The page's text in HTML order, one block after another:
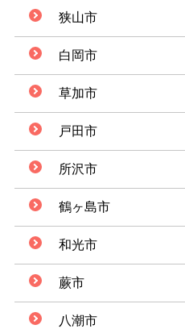
狭山市
白岡市
草加市
戸田市
所沢市
鶴ヶ島市
和光市
蕨市
八潮市